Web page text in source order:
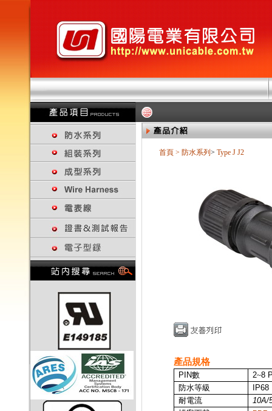
首頁 > 防水系列 > Type J J2
產品規格
PIN數 2~8
防水等級
IP68
耐電流
10A/